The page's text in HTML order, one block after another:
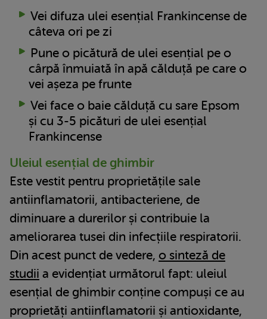
Vei difuza ulei esențial Frankincense de
câteva ori pe zi
Pune o picătură de ulei esențial pe o
cârpă înmuiată în apă călduță pe care o
vei așeza pe frunte
Vei face o baie călduță cu sare Epsom
și cu 3-5 picături de ulei esențial
Frankincense
Uleiul esențial de ghimbir
Este vestit pentru proprietățile sale
antiinflamatorii, antibacteriene, de
diminuare a durerilor și contribuie la
ameliorarea tusei din infecțiile respiratorii.
Din acest punct de vedere, o sinteză de
studii a evidențiat următorul fapt: uleiul
esențial de ghimbir conține compuși ce au
proprietăți antiinflamatorii și antioxidante,